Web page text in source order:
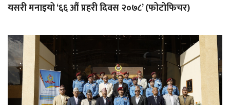
यसरी मनाइयो ‘६६ औं प्रहरी दिवस २०७८’ (फोटोफिचर)